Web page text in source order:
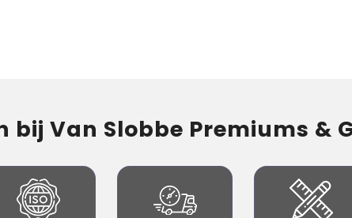
bij Van Slobbe Premiums &